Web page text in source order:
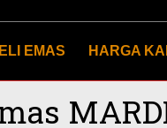
EMAS HARGA